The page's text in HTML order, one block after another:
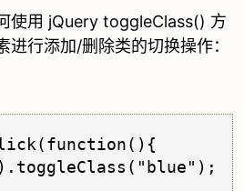
使用 jQuery toggleClass() 方
进行添加/删除类的切换操作：